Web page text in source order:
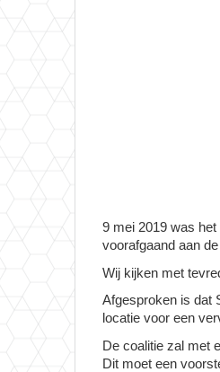
9 mei 2019 was
voorafgaand aan
Wij kijken met
Afgesproken is dat
locatie voor een
De coalitie zal met
Dit moet een